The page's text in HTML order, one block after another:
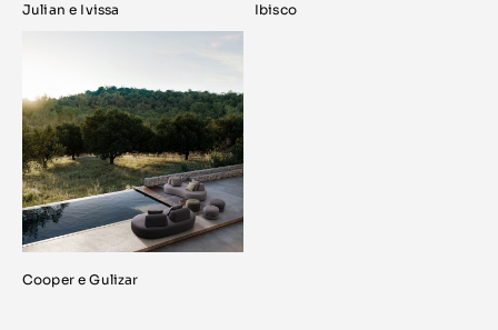
Julian e Ivissa Ibisco
Cooper e Gulizar